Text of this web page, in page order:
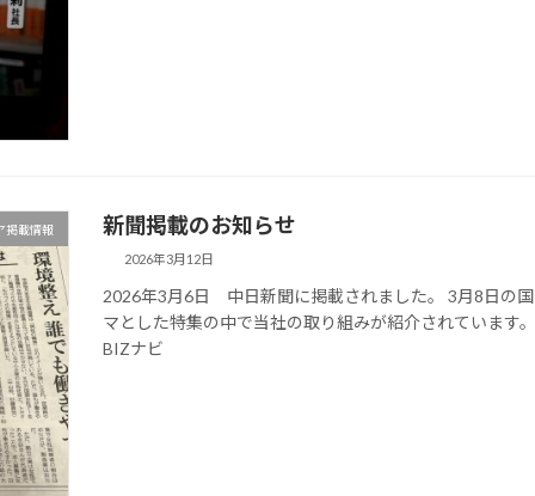
掲載情報 新聞掲載のお知らせ
2026年3月12日
2026年3月6日 中日新聞に掲載されました。 3月8日の
マとした特集の中で当社の取り組みが紹介されています
BIZナビ